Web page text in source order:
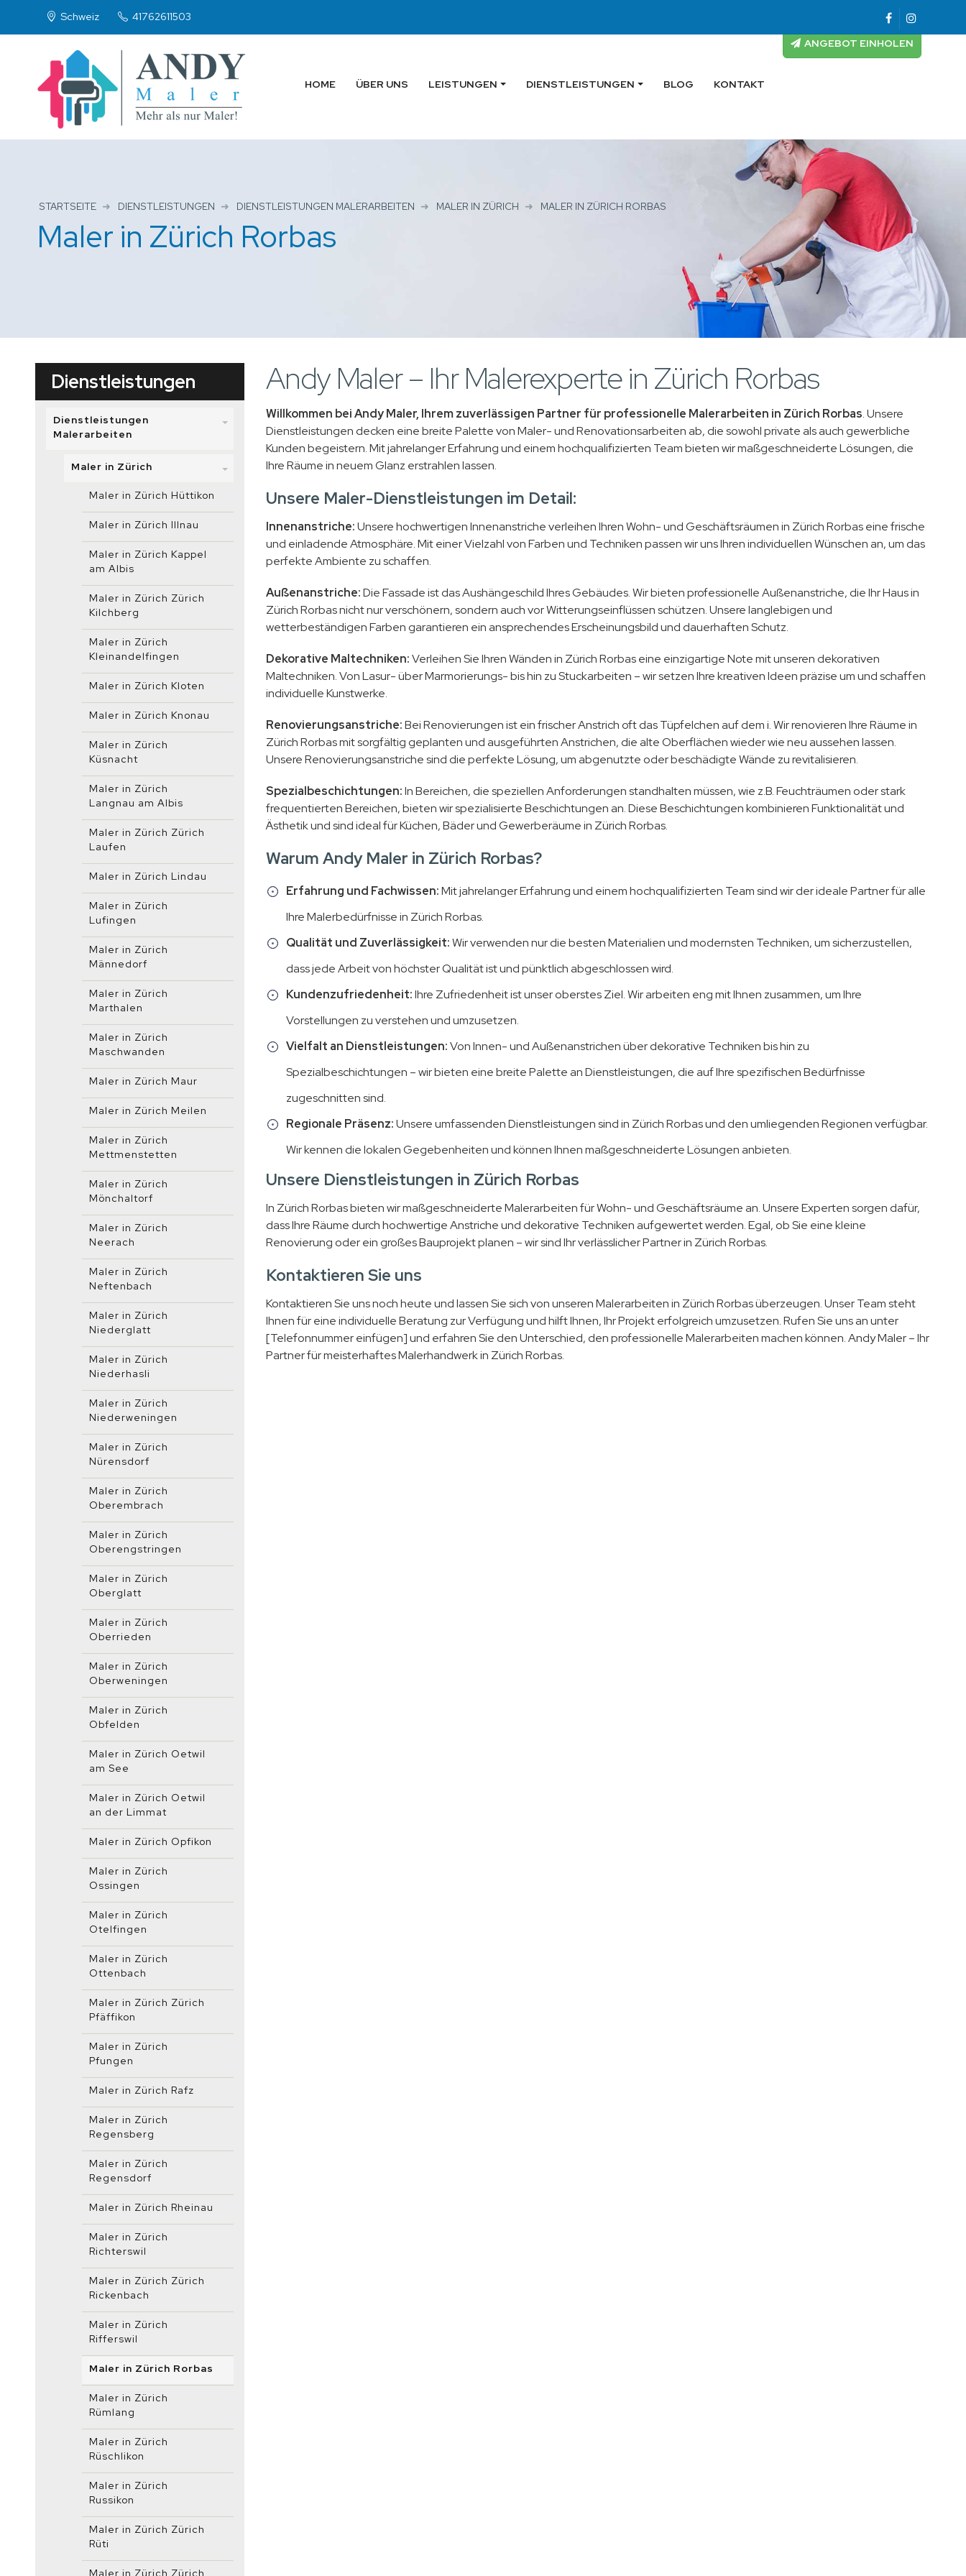
Schweiz 41762611503
HOME ÜBER UNS LEISTUNGEN DIENSTLEISTUNGEN BLOG KONTAKT
ANGEBOT EINHOLEN
STARTSEITE DIENSTLEISTUNGEN DIENSTLEISTUNGEN MALERARBEITEN MALER IN ZÜRICH MALER IN ZÜRICH RORBAS
Maler in Zürich Rorbas
Andy Maler – Ihr Malerexperte in Zürich Rorbas
Willkommen bei Andy Maler, Ihrem zuverlässigen Partner für professionelle Malerarbeiten in Zürich Rorbas. Unsere
Dienstleistungen decken eine breite Palette von Maler- und Renovationsarbeiten ab, die sowohl private als auch gewerbliche
Kunden begeistern. Mit jahrelanger Erfahrung und einem hochqualifizierten Team bieten wir maßgeschneiderte Lösungen, die
Ihre Räume in neuem Glanz erstrahlen lassen.
Unsere Maler-Dienstleistungen im Detail:
Innenanstriche:Unsere hochwertigen Innenanstriche verleihen Ihren Wohn- und Geschäftsräumen in Zürich Rorbas eine frische
und einladende Atmosphäre. Mit einer Vielzahl von Farben und Techniken passen wir uns Ihren individuellen Wünschen an, um das
perfekte Ambiente zu schaffen.
Außenanstriche:Die Fassade ist das Aushängeschild Ihres Gebäudes. Wir bieten professionelle Außenanstriche, die Ihr Haus in
Zürich Rorbas nicht nur verschönern, sondern auch vor Witterungseinflüssen schützen. Unsere langlebigen und
wetterbeständigen Farben garantieren ein ansprechendes Erscheinungsbild und dauerhaften Schutz.
Dekorative Maltechniken:Verleihen Sie Ihren Wänden in Zürich Rorbas eine einzigartige Note mit unseren dekorativen
Maltechniken. Von Lasur- über Marmorierungs- bis hin zu Stuckarbeiten – wir setzen Ihre kreativen Ideen präzise um und schaffen
individuelle Kunstwerke.
Renovierungsanstriche:Bei Renovierungen ist ein frischer Anstrich oft das Tüpfelchen auf dem i. Wir renovieren Ihre Räume in
Zürich Rorbas mit sorgfältig geplanten und ausgeführten Anstrichen, die alte Oberflächen wieder wie neu aussehen lassen.
Unsere Renovierungsanstriche sind die perfekte Lösung, um abgenutzte oder beschädigte Wände zu revitalisieren.
Spezialbeschichtungen:In Bereichen, die speziellen Anforderungen standhalten müssen, wie z.B. Feuchträumen oder stark
frequentierten Bereichen, bieten wir spezialisierte Beschichtungen an. Diese Beschichtungen kombinieren Funktionalität und
Ästhetik und sind ideal für Küchen, Bäder und Gewerberäume in Zürich Rorbas.
Warum Andy Maler in Zürich Rorbas?
Erfahrung und Fachwissen:Mit jahrelanger Erfahrung und einem hochqualifizierten Team sind wir der ideale Partner für alle
Ihre Malerbedürfnisse in Zürich Rorbas.
Qualität und Zuverlässigkeit:Wir verwenden nur die besten Materialien und modernsten Techniken, um sicherzustellen,
dass jede Arbeit von höchster Qualität ist und pünktlich abgeschlossen wird.
Kundenzufriedenheit:Ihre Zufriedenheit ist unser oberstes Ziel. Wir arbeiten eng mit Ihnen zusammen, um Ihre
Vorstellungen zu verstehen und umzusetzen.
Vielfalt an Dienstleistungen:Von Innen- und Außenanstrichen über dekorative Techniken bis hin zu
Spezialbeschichtungen – wir bieten eine breite Palette an Dienstleistungen, die auf Ihre spezifischen Bedürfnisse
zugeschnitten sind.
Regionale Präsenz:Unsere umfassenden Dienstleistungen sind in Zürich Rorbas und den umliegenden Regionen verfügbar.
Wir kennen die lokalen Gegebenheiten und können Ihnen maßgeschneiderte Lösungen anbieten.
Unsere Dienstleistungen in Zürich Rorbas
In Zürich Rorbas bieten wir maßgeschneiderte Malerarbeiten für Wohn- und Geschäftsräume an. Unsere Experten sorgen dafür,
dass Ihre Räume durch hochwertige Anstriche und dekorative Techniken aufgewertet werden. Egal, ob Sie eine kleine
Renovierung oder ein großes Bauprojekt planen – wir sind Ihr verlässlicher Partner in Zürich Rorbas.
Kontaktieren Sie uns
Kontaktieren Sie uns noch heute und lassen Sie sich von unseren Malerarbeiten in Zürich Rorbas überzeugen. Unser Team steht
Ihnen für eine individuelle Beratung zur Verfügung und hilft Ihnen, Ihr Projekt erfolgreich umzusetzen. Rufen Sie uns an unter
[Telefonnummer einfügen] und erfahren Sie den Unterschied, den professionelle Malerarbeiten machen können. Andy Maler – Ihr
Partner für meisterhaftes Malerhandwerk in Zürich Rorbas.
Dienstleistungen
Dienstleistungen
Malerarbeiten
Maler in Zürich
Maler in Zürich Hüttikon
Maler in Zürich Illnau
Maler in Zürich Kappel
am Albis
Maler in Zürich Zürich
Kilchberg
Maler in Zürich
Kleinandelfingen
Maler in Zürich Kloten
Maler in Zürich Knonau
Maler in Zürich
Küsnacht
Maler in Zürich
Langnau am Albis
Maler in Zürich Zürich
Laufen
Maler in Zürich Lindau
Maler in Zürich
Lufingen
Maler in Zürich
Männedorf
Maler in Zürich
Marthalen
Maler in Zürich
Maschwanden
Maler in Zürich Maur
Maler in Zürich Meilen
Maler in Zürich
Mettmenstetten
Maler in Zürich
Mönchaltorf
Maler in Zürich
Neerach
Maler in Zürich
Neftenbach
Maler in Zürich
Niederglatt
Maler in Zürich
Niederhasli
Maler in Zürich
Niederweningen
Maler in Zürich
Nürensdorf
Maler in Zürich
Oberembrach
Maler in Zürich
Oberengstringen
Maler in Zürich
Oberglatt
Maler in Zürich
Oberrieden
Maler in Zürich
Oberweningen
Maler in Zürich
Obfelden
Maler in Zürich Oetwil
am See
Maler in Zürich Oetwil
an der Limmat
Maler in Zürich Opfikon
Maler in Zürich
Ossingen
Maler in Zürich
Otelfingen
Maler in Zürich
Ottenbach
Maler in Zürich Zürich
Pfäffikon
Maler in Zürich
Pfungen
Maler in Zürich Rafz
Maler in Zürich
Regensberg
Maler in Zürich
Regensdorf
Maler in Zürich Rheinau
Maler in Zürich
Richterswil
Maler in Zürich Zürich
Rickenbach
Maler in Zürich
Rifferswil
Maler in Zürich Rorbas
Maler in Zürich
Rümlang
Maler in Zürich
Rüschlikon
Maler in Zürich
Russikon
Maler in Zürich Zürich
Rüti
Maler in Zürich Zürich